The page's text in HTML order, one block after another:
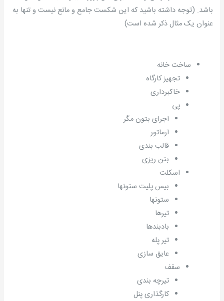
باشد. (توجه داشته باشید که این شکست جامع و مانع نیست و تنها به
عنوان یک مثال ذکر شده است)
ساخت خانه
تجهیز کارگاه
خاکبرداری
پی
اجرای بتون مگر
آرماتور
قالب بندی
بتن ریزی
اسکلت
بیس پلیت ستونها
ستونها
تیرها
بادبندها
تیر پله
عایق سازی
سقف
تیرچه بندی
کارگذاری پنل